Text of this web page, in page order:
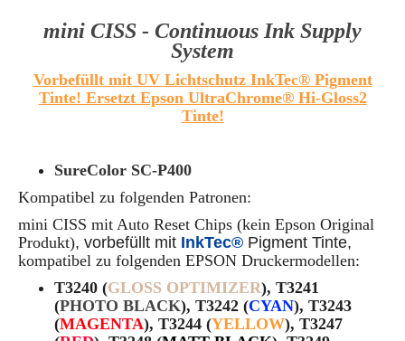
mini CISS - Continuous Ink Supply
System
Vorbefüllt mit UV Lichtschutz InkTec® Pigment
Tinte! Ersetzt Epson UltraChrome® Hi-Gloss2
Tinte!
SureColor SC-P400
Kompatibel zu folgenden Patronen:
mini CISS mit Auto Reset Chips (kein Epson Original
Produkt), vorbefüllt mit InkTec® Pigment Tinte,
kompatibel zu folgenden EPSON Druckermodellen:
T3240 (GLOSS OPTIMIZER), T3241
(PHOTO BLACK), T3242 (CYAN), T3243
(MAGENTA), T3244 (YELLOW), T3247